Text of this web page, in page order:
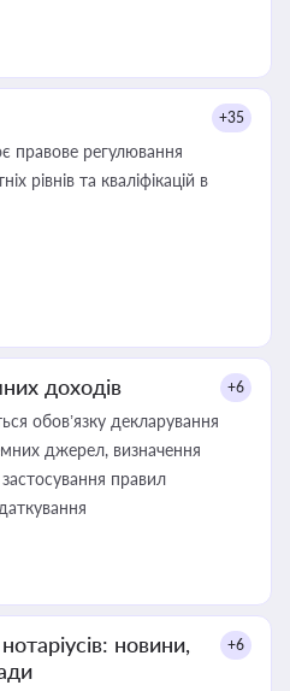
+35
правове регулювання
рівнів та кваліфікацій в
доходів +6
обов’язку декларування
джерел, визначення
правил
новини,
+6